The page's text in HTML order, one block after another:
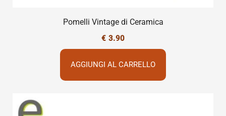
Pomelli Vintage di Ceramica
€ 3.90
AGGIUNGI AL CARRELLO